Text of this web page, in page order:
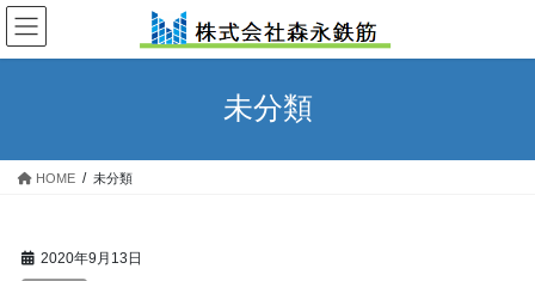
コ
ン
テ
ス
ナ
ビ
ゲ
ン
未分類
HOME 未分類
2020年9月13日